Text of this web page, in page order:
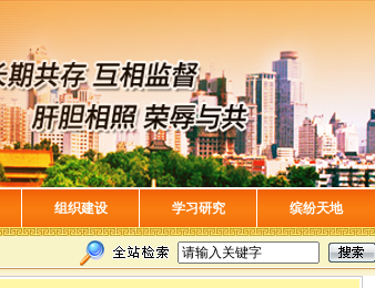
组织建设 学习研究 缤纷天地